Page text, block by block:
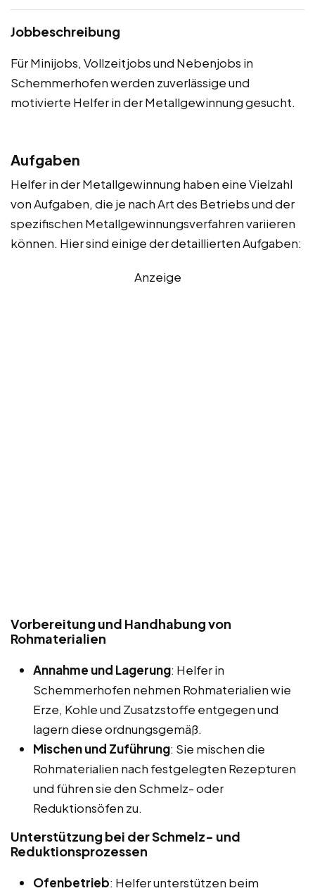
Jobbeschreibung
Für Minijobs, Vollzeitjobs und Nebenjobs in
Schemmerhofen werden zuverlässige und
motivierte Helfer in der Metallgewinnung gesucht.
Aufgaben
Helfer in der Metallgewinnung haben eine Vielzahl
von Aufgaben, die je nach Art des Betriebs und der
spezifischen Metallgewinnungsverfahren variieren
können. Hier sind einige der detaillierten Aufgaben:
Anzeige
Vorbereitung und Handhabung von
Rohmaterialien
Annahme und Lagerung: Helfer in
Schemmerhofen nehmen Rohmaterialien wie
Erze, Kohle und Zusatzstoffe entgegen und
lagern diese ordnungsgemäß.
Mischen und Zuführung: Sie mischen die
Rohmaterialien nach festgelegten Rezepturen
und führen sie den Schmelz- oder
Reduktionsöfen zu.
Unterstützung bei der Schmelz- und
Reduktionsprozessen
Ofenbetrieb: Helfer unterstützen beim